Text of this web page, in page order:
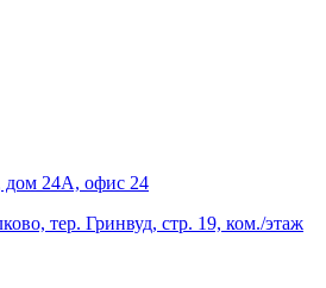
дом 24А, офис 24
тер. Гринвуд, стр. 19, ком./этаж